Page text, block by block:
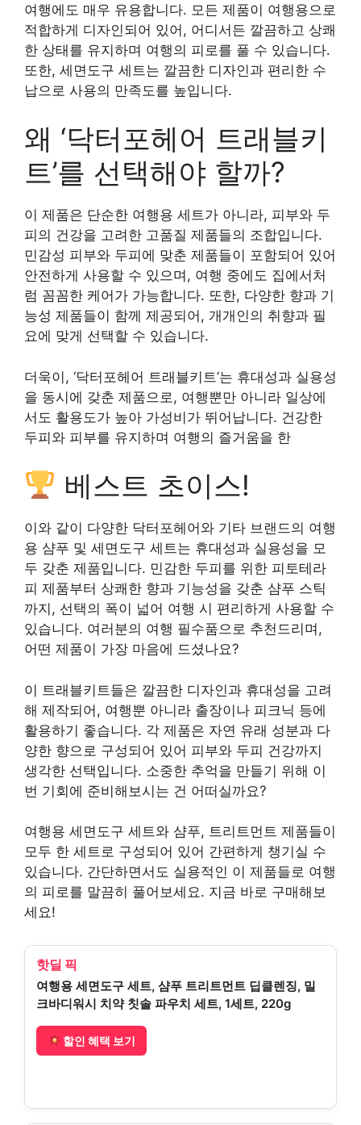
여행에도 매우 유용합니다. 모든 제품이 여행용으로
적합하게 디자인되어 있어, 어디서든 깔끔하고 상쾌
한 상태를 유지하며 여행의 피로를 풀 수 있습니다.
또한, 세면도구 세트는 깔끔한 디자인과 편리한 수
납으로 사용의 만족도를 높입니다.
왜 ‘닥터포헤어 트래블키
트’를 선택해야 할까?
이 제품은 단순한 여행용 세트가 아니라, 피부와 두
피의 건강을 고려한 고품질 제품들의 조합입니다.
민감성 피부와 두피에 맞춘 제품들이 포함되어 있어
안전하게 사용할 수 있으며, 여행 중에도 집에서처
럼 꼼꼼한 케어가 가능합니다. 또한, 다양한 향과 기
능성 제품들이 함께 제공되어, 개개인의 취향과 필
요에 맞게 선택할 수 있습니다.
더욱이, ‘닥터포헤어 트래블키트’는 휴대성과 실용성
을 동시에 갖춘 제품으로, 여행뿐만 아니라 일상에
서도 활용도가 높아 가성비가 뛰어납니다. 건강한
두피와 피부를 유지하며 여행의 즐거움을 한
베스트 초이스!
이와 같이 다양한 닥터포헤어와 기타 브랜드의 여행
용 샴푸 및 세면도구 세트는 휴대성과 실용성을 모
두 갖춘 제품입니다. 민감한 두피를 위한 피토테라
피 제품부터 상쾌한 향과 기능성을 갖춘 샴푸 스틱
까지, 선택의 폭이 넓어 여행 시 편리하게 사용할 수
있습니다. 여러분의 여행 필수품으로 추천드리며,
어떤 제품이 가장 마음에 드셨나요?
이 트래블키트들은 깔끔한 디자인과 휴대성을 고려
해 제작되어, 여행뿐 아니라 출장이나 피크닉 등에
활용하기 좋습니다. 각 제품은 자연 유래 성분과 다
양한 향으로 구성되어 있어 피부와 두피 건강까지
생각한 선택입니다. 소중한 추억을 만들기 위해 이
번 기회에 준비해보시는 건 어떠실까요?
여행용 세면도구 세트와 샴푸, 트리트먼트 제품들이
모두 한 세트로 구성되어 있어 간편하게 챙기실 수
있습니다. 간단하면서도 실용적인 이 제품들로 여행
의 피로를 말끔히 풀어보세요. 지금 바로 구매해보
세요!
핫딜 픽
여행용 세면도구 세트, 샴푸 트리트먼트 딥클렌징, 밀
크바디워시 치약 칫솔 파우치 세트, 1세트, 220g
할인 혜택 보기